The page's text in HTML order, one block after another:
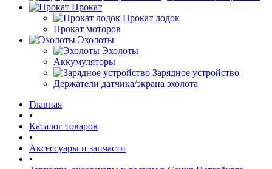
Прокат
Прокат лодок
Прокат моторов
Эхолоты
Эхолоты
Аккумуляторы
Зарядное устройство
Держатели датчика/экрана эхолота
Главная
•
Каталог товаров
•
Аксессуары и запчасти
•